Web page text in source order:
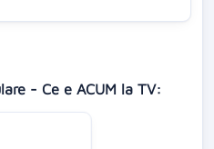
- Ce e ACUM la TV: